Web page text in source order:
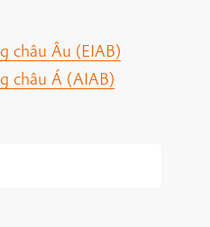
châu Âu (EIAB)
châu Á (AIAB)